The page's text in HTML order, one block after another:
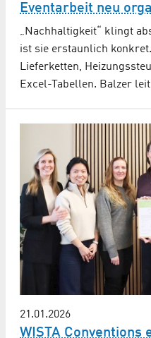
Eventarbeit neu
„Nachhaltigkeit“ klingt
ist sie erstaunlich
Lieferketten,
Excel-Tabellen. Balzer
21.01.2026
WISTA Conventions